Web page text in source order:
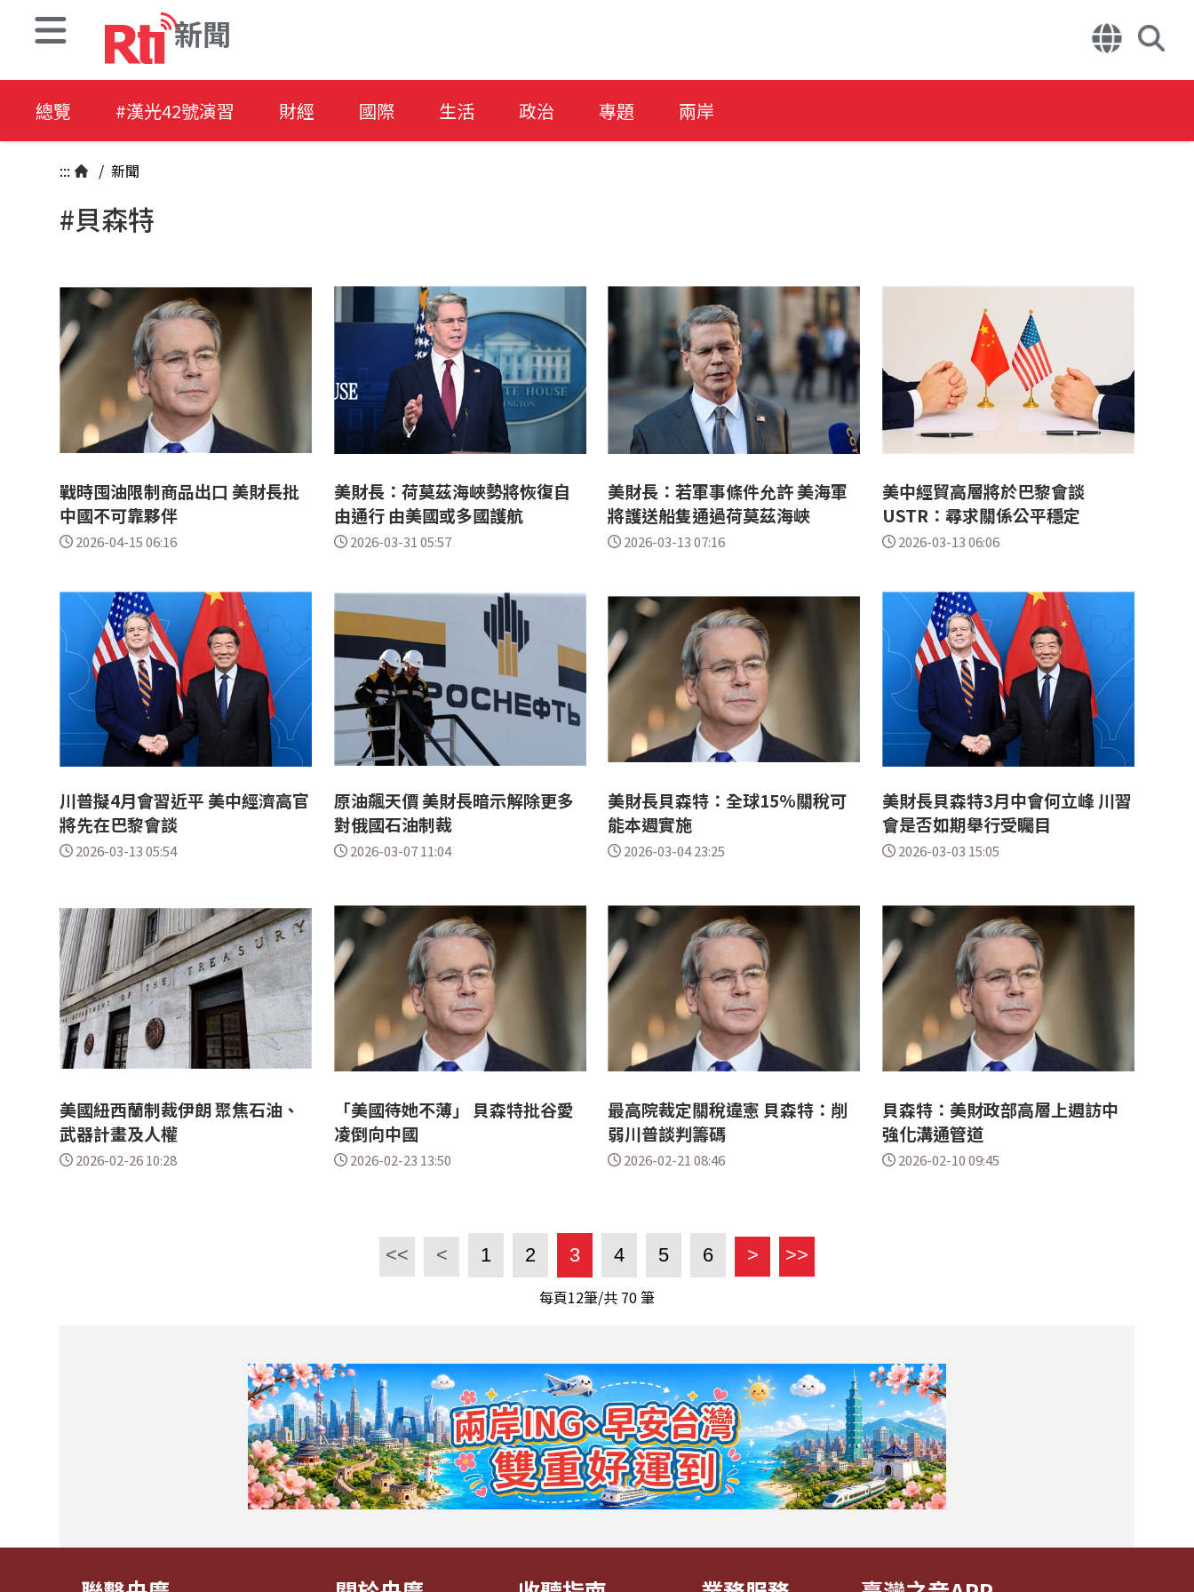
新聞
總覽 #漢光42號演習 財經 國際 生活 政治 專題 兩岸
::: / 新聞
#貝森特
戰時囤油限制商品出口 美財長批
中國不可靠夥伴
2026-04-15 06:16
美財長：荷莫茲海峽勢將恢復自
由通行 由美國或多國護航
2026-03-31 05:57
美財長：若軍事條件允許 美海軍
將護送船隻通過荷莫茲海峽
2026-03-13 07:16
美中經貿高層將於巴黎會談
USTR：尋求關係公平穩定
2026-03-13 06:06
川普擬4月會習近平 美中經濟高官
將先在巴黎會談
2026-03-13 05:54
原油飆天價 美財長暗示解除更多
對俄國石油制裁
2026-03-07 11:04
美財長貝森特：全球15%關稅可
能本週實施
2026-03-04 23:25
美財長貝森特3月中會何立峰 川習
會是否如期舉行受矚目
2026-03-03 15:05
美國紐西蘭制裁伊朗 聚焦石油、
武器計畫及人權
2026-02-26 10:28
「美國待她不薄」 貝森特批谷愛
凌倒向中國
2026-02-23 13:50
最高院裁定關稅違憲 貝森特：削
弱川普談判籌碼
2026-02-21 08:46
貝森特：美財政部高層上週訪中
強化溝通管道
2026-02-10 09:45
<< < 1 2 3 4 5 6 > >>
每頁12筆/共 70筆